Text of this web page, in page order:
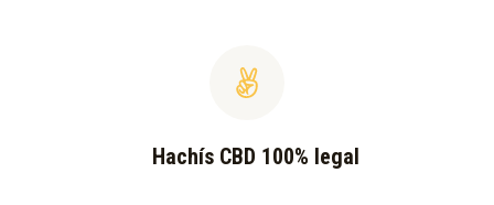
Hachís CBD 100% legal